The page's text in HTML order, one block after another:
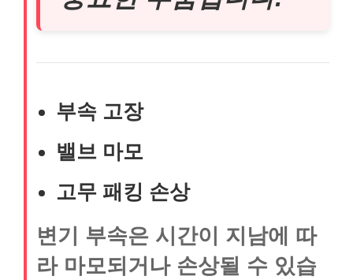
부속 고장
밸브 마모
고무 패킹 손상
변기 부속은 시간이 지남에 따
라 마모되거나 손상될 수 있습